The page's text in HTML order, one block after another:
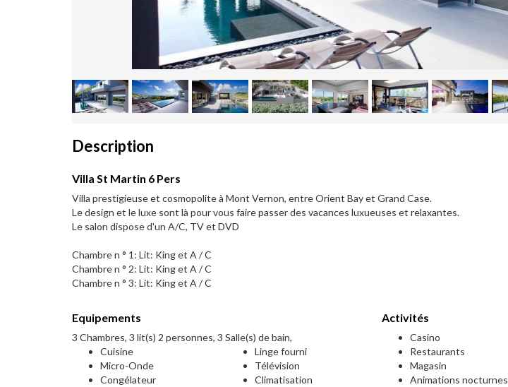
Description
Villa St Martin 6 Pers
Villa prestigieuse et cosmopolite à Mont Vernon, entre Orient Bay et Grand Case.
Le design et le luxe sont là pour vous faire passer des vacances luxueuses et relaxantes.
Le salon dispose d'un A/C, TV et DVD
Chambre n ° 1: Lit: King et A / C
Chambre n ° 2: Lit: King et A / C
Chambre n ° 3: Lit: King et A / C
Equipements
3 Chambres, 3 lit(s) 2 personnes, 3 Salle(s) de bain,
Cuisine
Micro-Onde
Congélateur
Linge fourni
Télévision
Climatisation
Activités
Casino
Restaurants
Magasin
Animations nocturnes